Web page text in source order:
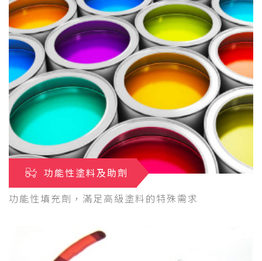
功能性塗料及助劑
功能性填充劑，滿足高級塗料的特殊需求